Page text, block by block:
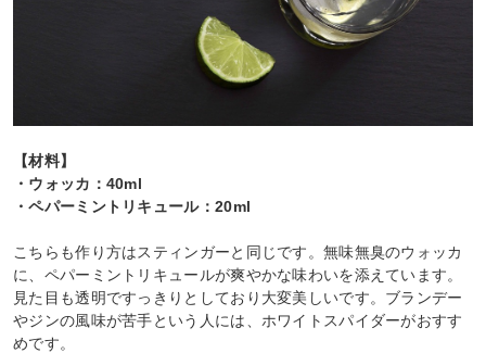
【材料】
・ウォッカ：40ml
・ペパーミントリキュール：20ml
こちらも作り方はスティンガーと同じです。無味無臭のウォッカ
に、ペパーミントリキュールが爽やかな味わいを添えています。
見た目も透明ですっきりとしており大変美しいです。ブランデー
やジンの風味が苦手という人には、ホワイトスパイダーがおすす
めです。